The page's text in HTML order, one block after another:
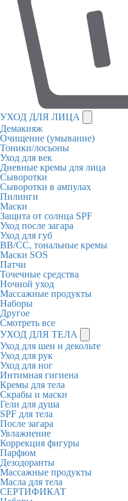
УХОД ДЛЯ ЛИЦА
Демакияж
Очищение (умывание)
Тоники/лосьоны
Уход для век
Дневные кремы для лица
Сыворотки
Сыворотки в ампулах
Пилинги
Маски
Защита от солнца SPF
Уход после загара
Уход для губ
BB/CC, тональные кремы
Маски SOS
Патчи
Точечные средства
Ночной уход
Массажные продукты
Наборы
Другое
Смотреть все
УХОД ДЛЯ ТЕЛА
Уход для шеи и декольте
Уход для рук
Уход для ног
Интимная гигиена
Кремы для тела
Скрабы и маски
Гели для душа
SPF для тела
После загара
Увлажнение
Коррекция фигуры
Парфюм
Дезодоранты
Массажные продукты
Масла для тела
СЕРТИФИКАТ